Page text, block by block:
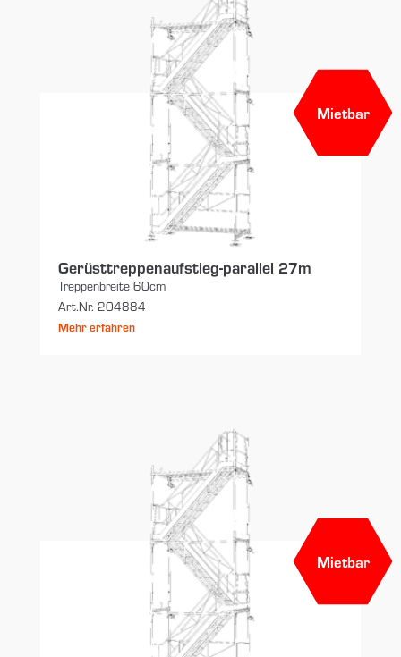
Mietbar
Gerüsttreppenaufstieg-parallel 27m
Treppenbreite 60cm
Art.Nr. 204884
Mehr erfahren
Mietbar